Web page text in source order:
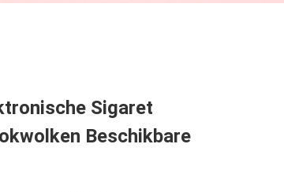
Sigaret
Beschikbare